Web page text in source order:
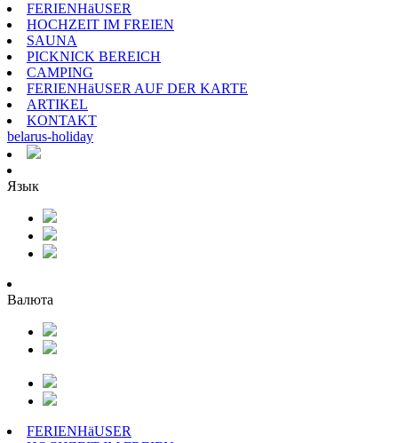
FERIENHäUSER
HOCHZEIT IM FREIEN
SAUNA
PICKNICK BEREICH
CAMPING
FERIENHäUSER AUF DER KARTE
ARTIKEL
KONTAKT
belarus-holiday
Язык
Валюта
FERIENHäUSER